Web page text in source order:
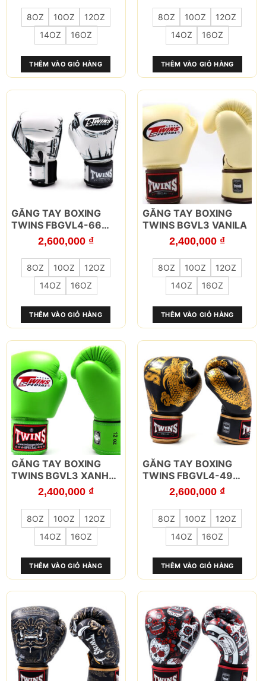
8OZ 10OZ
12OZ
14OZ
16OZ
THÊM VÀO GIỎ HÀNG
nhiều
biến
thể.
Các
tùy
chọn
có
thể
chọn
trên
trang
sản
phẩm
8OZ 10OZ
12OZ
14OZ
16OZ
THÊM VÀO GIỎ HÀNG
nhiều
biến
thể.
Các
tùy
chọn
có
thể
chọn
trên
trang
8OZ 10OZ
12OZ
14OZ
16OZ
GĂNG TAY BOXING
TWINS FBGVL4-66
COMIC2,600,000 ₫
THÊM VÀO GIỎ HÀNG
Sản
phẩm
có
nhiều
biến
thể.
Các
tùy
chọn
có
thể
được
chọn
trên
trang
8OZ 10OZ
12OZ
14OZ
16OZ
GĂNG TAY BOXING
TWINS BGVL3 VANILA
2,400,000 ₫
THÊM VÀO GIỎ HÀNG
Sản
phẩm
có
nhiều
biến
thể.
Các
tùy
chọn
có
thể
chọn
trên
trang
sản
8OZ 10OZ
12OZ
14OZ
16OZ
GĂNG TAY BOXING
TWINS BGVL3 XANH
2,400,000 ₫
THÊM VÀO GIỎ HÀNG
Sản
phẩm
có
nhiều
biến
thể.
Các
chọn
có
thể
chọn
trên
trang
8OZ 10OZ
12OZ
14OZ
16OZ
GĂNG TAY BOXING
TWINS FBGVL4-49
ĐEN VÀNG
2,600,000 ₫
THÊM VÀO GIỎ HÀNG
Sản
phẩm
có
nhiều
biến
thể.
Các
chọn
có
thể
chọn
trên
trang